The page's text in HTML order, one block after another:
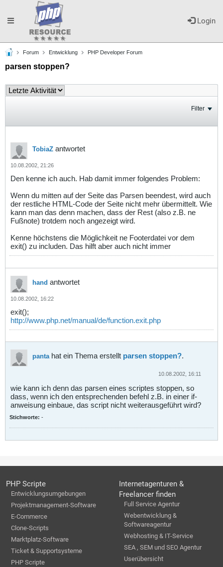
Login
Toggle
navigation
Forum Entwicklung PHP Developer Forum
parsen stoppen?
Filter
TobiaZ antwortet
10.08.2002, 21:26
Den kenne ich auch. Hab damit immer folgendes Problem:
Wenn du mitten auf der Seite das Parsen beendest, wird auch
der restliche HTML-Code der Seite nicht mehr übermittelt. Wie
kann man das denn machen, dass der Rest (also z.B. ne
Fußnote) trotdem noch angezeigt wird.
Kenne höchstens die Möglichkeit ne Footerdatei vor dem
exit() zu includen. Das hilft aber auch nicht immer
hand antwortet
10.08.2002, 16:22
exit();
http://www.php.net/manual/de/function.exit.php
panta hat ein Thema erstellt parsen stoppen?.
10.08.2002, 16:11
wie kann ich denn das parsen eines scriptes stoppen, so
dass, wenn ich den entsprechenden befehl z.B. in einer if-
anweisung einbaue, das script nicht weiterausgeführt wird?
Stichworte: -
PHP Scripte
Entwicklungsumgebungen
Projektmanagement-Software
E-Commerce
Clone-Scripts
Marktplatz-Software
Ticket & Supportsysteme
PHP Scripte
Internetagenturen &
Freelancer finden
Full Service Agentur
Webentwicklung &
Softwareagentur
Webhosting & IT-Service
SEA , SEM und SEO Agentur
Userübersicht